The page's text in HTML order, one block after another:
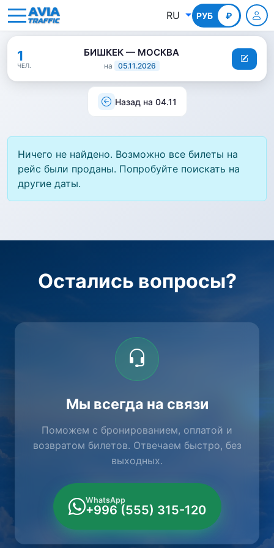
RU РУБ ₽
КГС
1
ЧЕЛ.
БИШКЕК — МОСКВА
на 05.11.2026
Назад на 04.11
Ничего не найдено. Возможно все билеты на
рейс были проданы. Попробуйте поискать на
другие даты.
Остались вопросы?
Мы всегда на связи
Поможем с бронированием, оплатой и
возвратом билетов. Отвечаем быстро, без
выходных.
WhatsApp
+996 (555) 315-120